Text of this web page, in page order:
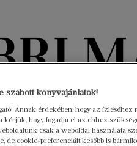
Könyvektől
Interjúk Beleolvasó
szabott könyvajánlatok!
Annak érdekében, hogy az
kérjük, hogy fogadja el az ehhez
csak a weboldal használata
de cookie-preferenciáit később is